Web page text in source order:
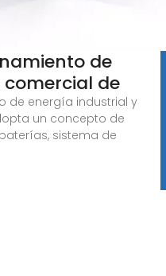
de
de
de energía industrial y
un concepto de
sistema de